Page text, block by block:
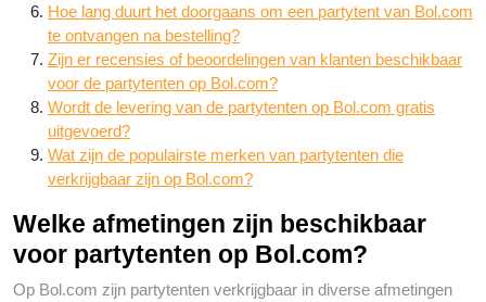
Hoe lang duurt het doorgaans om een partytent van Bol.com
te ontvangen na bestelling?
Zijn er recensies of beoordelingen van klanten beschikbaar
voor de partytenten op Bol.com?
Wordt de levering van de partytenten op Bol.com gratis
uitgevoerd?
Wat zijn de populairste merken van partytenten die
verkrijgbaar zijn op Bol.com?
Welke afmetingen zijn beschikbaar
voor partytenten op Bol.com?
Op Bol.com zijn partytenten verkrijgbaar in diverse afmetingen